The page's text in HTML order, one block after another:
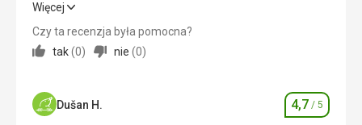
Wszystko było fantastyczne.
Wyżywienie
Okolica 5,0/ 5
Więcej
Czy ta recenzja była pomocna?
tak(0) nie (0)
Dušan H. Ocena
4,7 / 5